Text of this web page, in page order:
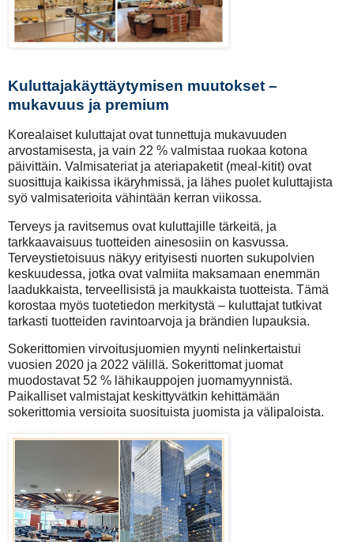
Kuluttajakäyttäytymisen muutokset –
mukavuus ja premium
Korealaiset kuluttajat ovat tunnettuja mukavuuden
arvostamisesta, ja vain 22 % valmistaa ruokaa kotona
päivittäin. Valmisateriat ja ateriapaketit (meal-kitit) ovat
suosittuja kaikissa ikäryhmissä, ja lähes puolet kuluttajista
syö valmisaterioita vähintään kerran viikossa.
Terveys ja ravitsemus ovat kuluttajille tärkeitä, ja
tarkkaavaisuus tuotteiden ainesosiin on kasvussa.
Terveystietoisuus näkyy erityisesti nuorten sukupolvien
keskuudessa, jotka ovat valmiita maksamaan enemmän
laadukkaista, terveellisistä ja maukkaista tuotteista. Tämä
korostaa myös tuotetiedon merkitystä – kuluttajat tutkivat
tarkasti tuotteiden ravintoarvoja ja brändien lupauksia.
Sokerittomien virvoitusjuomien myynti nelinkertaistui
vuosien 2020 ja 2022 välillä. Sokerittomat juomat
muodostavat 52 % lähikauppojen juomamyynnistä.
Paikalliset valmistajat keskittyvätkin kehittämään
sokerittomia versioita suosituista juomista ja välipaloista.